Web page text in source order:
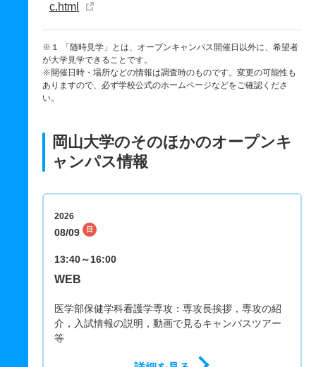
c.html
※１ 「随時見学」とは、オープンキャンパス開催日以外に、希望者
が大学見学できることです。
※開催日時・場所などの情報は調査時のものです。変更の可能性も
ありますので、必ず学校公式のホームページなどをご確認くださ
い。
岡山大学のそのほかのオープンキ
ャンパス情報
2026
08/09 日
13:40～16:00
WEB
医学部保健学科看護学専攻：専攻長挨拶，専攻の紹
介，入試情報の説明，動画で見るキャンパスツアー
等